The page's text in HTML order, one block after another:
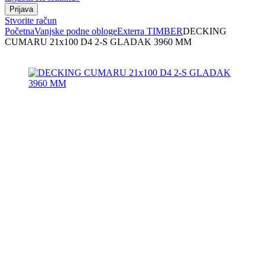
Stvorite račun
PočetnaVanjske podne oblogeExterra TIMBERDECKING
CUMARU 21x100 D4 2-S GLADAK 3960 MM